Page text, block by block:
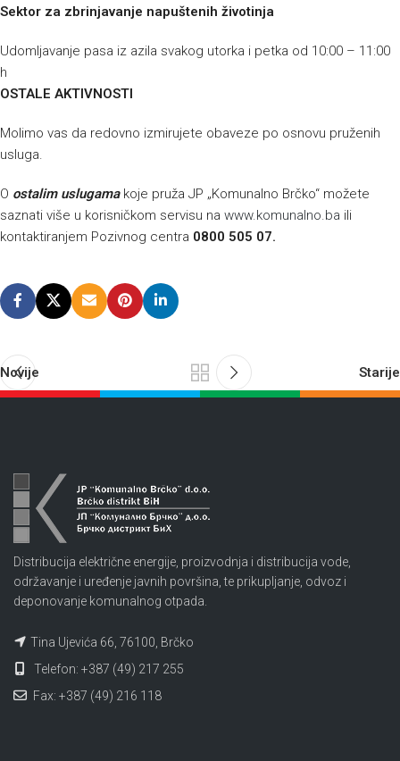
Sektor za zbrinjavanje napuštenih životinja
Udomljavanje pasa iz azila svakog utorka i petka od 10:00 – 11:00
h
OSTALE AKTIVNOSTI
Molimo vas da redovno izmirujete obaveze po osnovu pruženih
usluga.
O ostalim uslugamakoje pruža JP „Komunalno Brčko“ možete
saznati više u korisničkom servisu na www.komunalno.ba ili
kontaktiranjem Pozivnog centra 0800 505 07.
Novije Starije
Distribucija električne energije, proizvodnja i distribucija vode,
održavanje i uređenje javnih površina, te prikupljanje, odvoz i
deponovanje komunalnog otpada.
Tina Ujevića 66, 76100, Brčko
Telefon: +387 (49) 217 255
Fax: +387 (49) 216 118